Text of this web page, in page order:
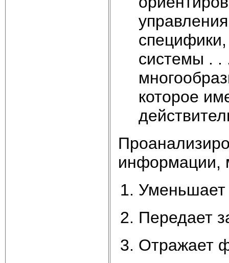
системы . .
которое
информации,
Уменьшает
Передает
Отражает